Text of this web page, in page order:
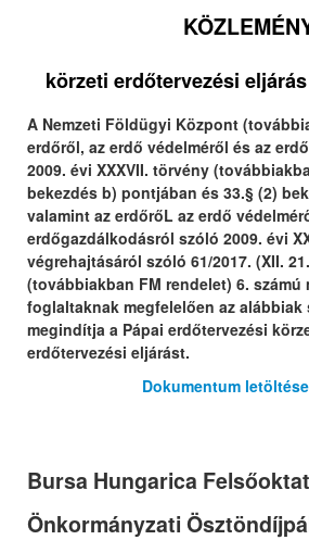
körzeti erdőtervezési
A Nemzeti Földügyi Központ
erdőről, az erdő védelméről és az
2009. évi XXXVII. törvény
bekezdés b) pontjában és 33.§ (2)
valamint az erdőrőL az erdő
erdőgazdálkodásról szóló 2009. évi
végrehajtásáról szóló 61/2017. (XII.
(továbbiakban FM rendelet) 6. számú
foglaltaknak megfelelően az
megindítja a Pápai erdőtervezési
erdőtervezési eljárást.
Dokumentum letöltése
Bursa Hungarica
Önkormányzati